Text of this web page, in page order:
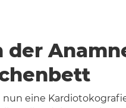
der
nun eine